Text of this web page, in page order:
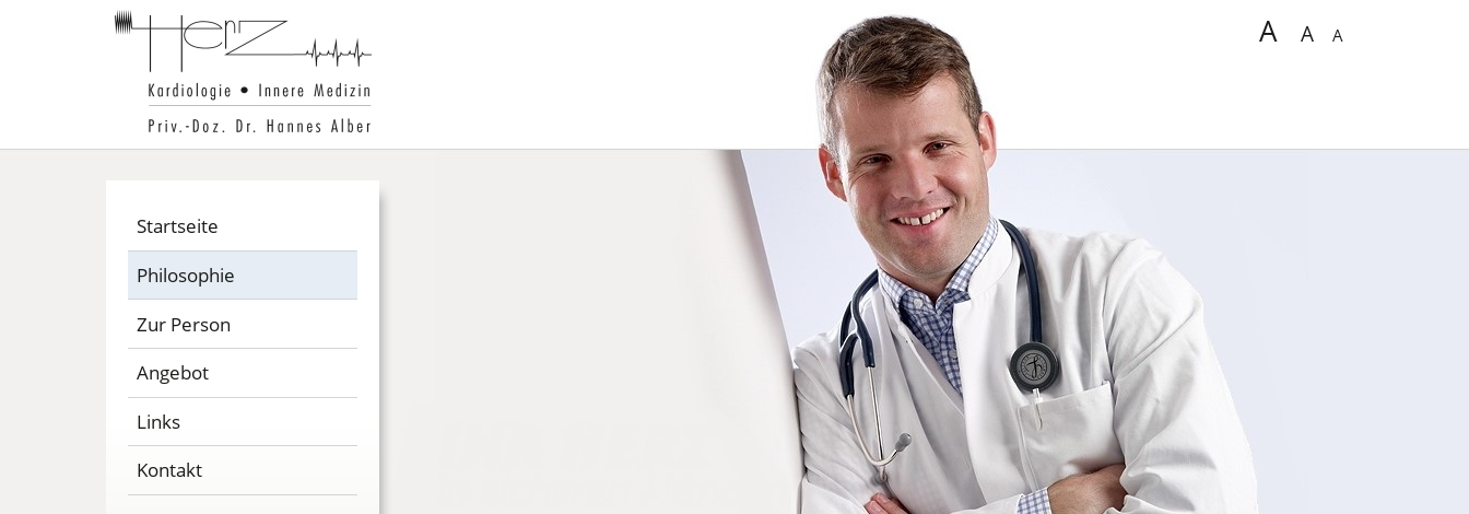
A A A
Startseite
Philosophie
Zur Person
Angebot
Links
Kontakt